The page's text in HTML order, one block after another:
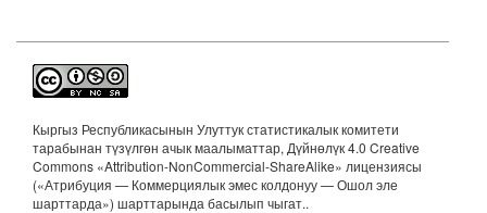
Кыргыз Республикасынын Улуттук статистикалык комитети
тарабынан түзүлгөн ачык маалыматтар, Дүйнөлүк 4.0 Creative
Commons «Attribution-NonCommercial-ShareAlike» лицензиясы
(«Атрибуция — Коммерциялык эмес колдонуу — Ошол эле
шарттарда») шарттарында басылып чыгат..